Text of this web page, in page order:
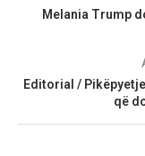
Melania Trump
Editorial /
që